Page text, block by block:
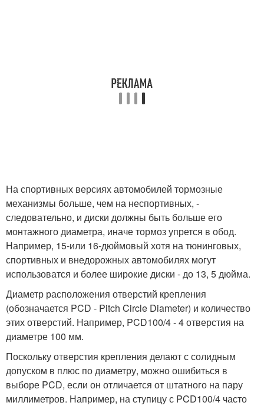
На спортивных версиях автомобилей тормозные
механизмы больше, чем на неспортивных, -
следовательно, и диски должны быть больше его
монтажного диаметра, иначе тормоз упрется в обод.
Например, 15-или 16-дюймовый хотя на тюнинговых,
спортивных и внедорожных автомобилях могут
использоватся и более широкие диски - до 13, 5 дюйма.
Диаметр расположения отверстий крепления
(обозначается PCD - Pitch Circle Diameter) и количество
этих отверстий. Например, PCD100/4 - 4 отверстия на
диаметре 100 мм.
Поскольку отверстия крепления делают с солидным
допуском в плюс по диаметру, можно ошибиться в
выборе PCD, если он отличается от штатного на пару
миллиметров. Например, на ступицу с PCD100/4 часто